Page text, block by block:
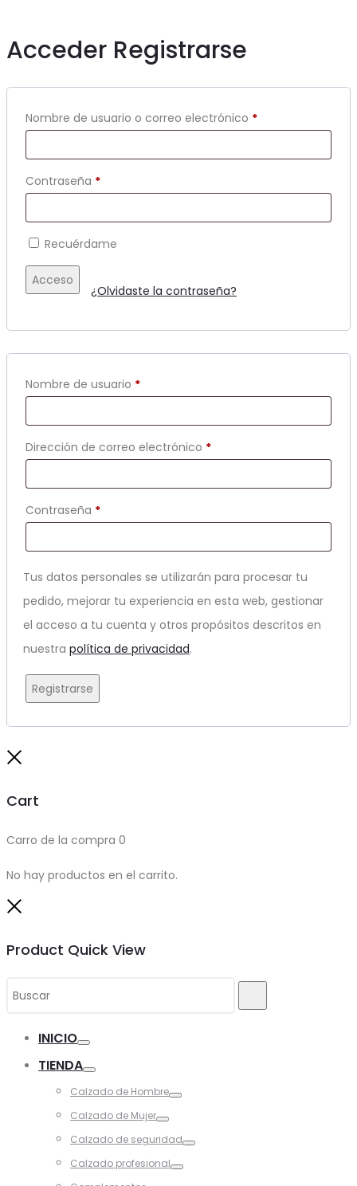
Acceder Registrarse
Nombre de usuario o correo electrónico *Obligatorio
Contraseña *Obligatorio
Recuérdame
Acceso
¿Olvidaste la contraseña?
Nombre de usuario *Obligatorio
Dirección de correo electrónico *Obligatorio
Contraseña *Obligatorio
Tus datos personales se utilizarán para procesar tu
pedido, mejorar tu experiencia en esta web, gestionar
el acceso a tu cuenta y otros propósitos descritos en
nuestra política de privacidad.
Registrarse
Cart
Carro de la compra 0
No hay productos en el carrito.
Product Quick View
Search
INICIO
TIENDA
Calzado de Hombre
Calzado de Mujer
Calzado de seguridad
Calzado profesional